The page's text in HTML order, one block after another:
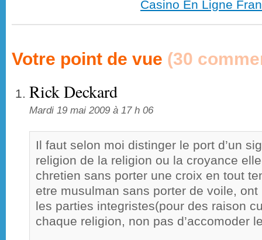
Casino En Ligne
Votre point de vue (30
Rick Deckard
Mardi 19 mai 2009 à 17 h 06
Il faut selon moi distinger le port d’un
religion de la religion ou la croyance
chretien sans porter une croix en tout
etre musulman sans porter de voile, ont
les parties integristes(pour des raison
chaque religion, non pas d’accomoder